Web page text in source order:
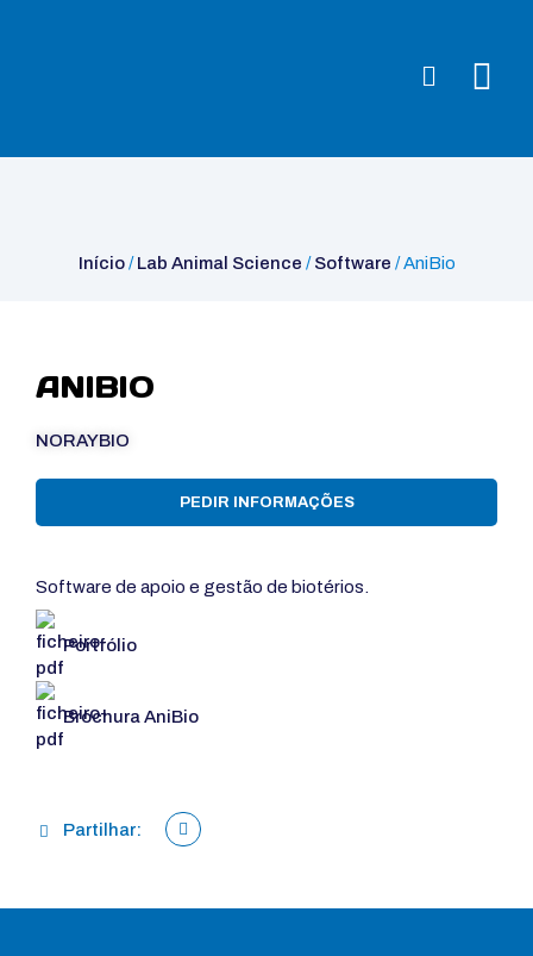
Início/Lab Animal Science /Software / AniBio
ANIBIO
NORAYBIO
PEDIR INFORMAÇÕES
Software de apoio e gestão de biotérios.
Portfólio
Brochura AniBio
Partilhar: